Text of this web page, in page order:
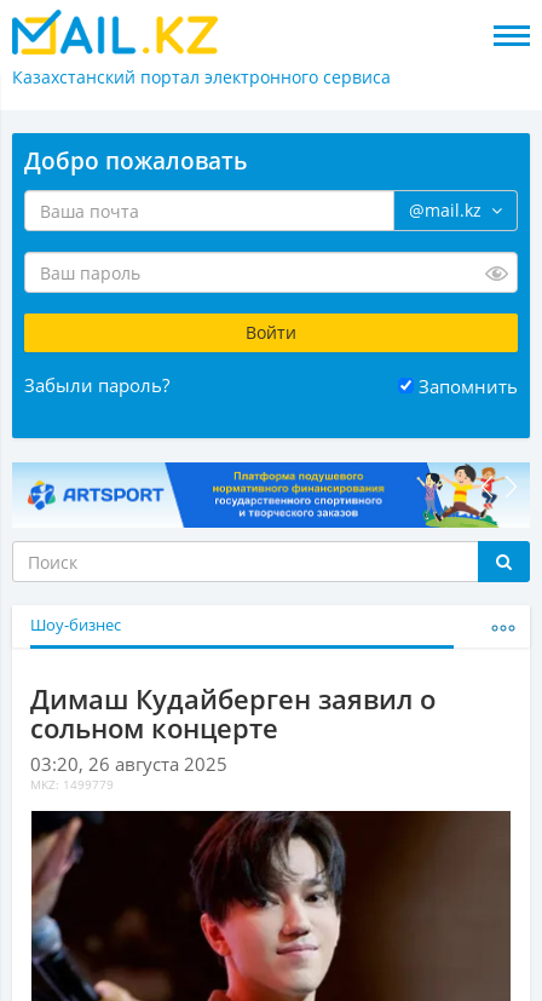
Казахстанский портал электронного сервиса
Добро пожаловать
@mail.kz
Забыли пароль? Запомнить
Шоу-бизнес
Димаш Кудайберген заявил о
сольном концерте
03:20, 26 августа 2025
MKZ: 1499779